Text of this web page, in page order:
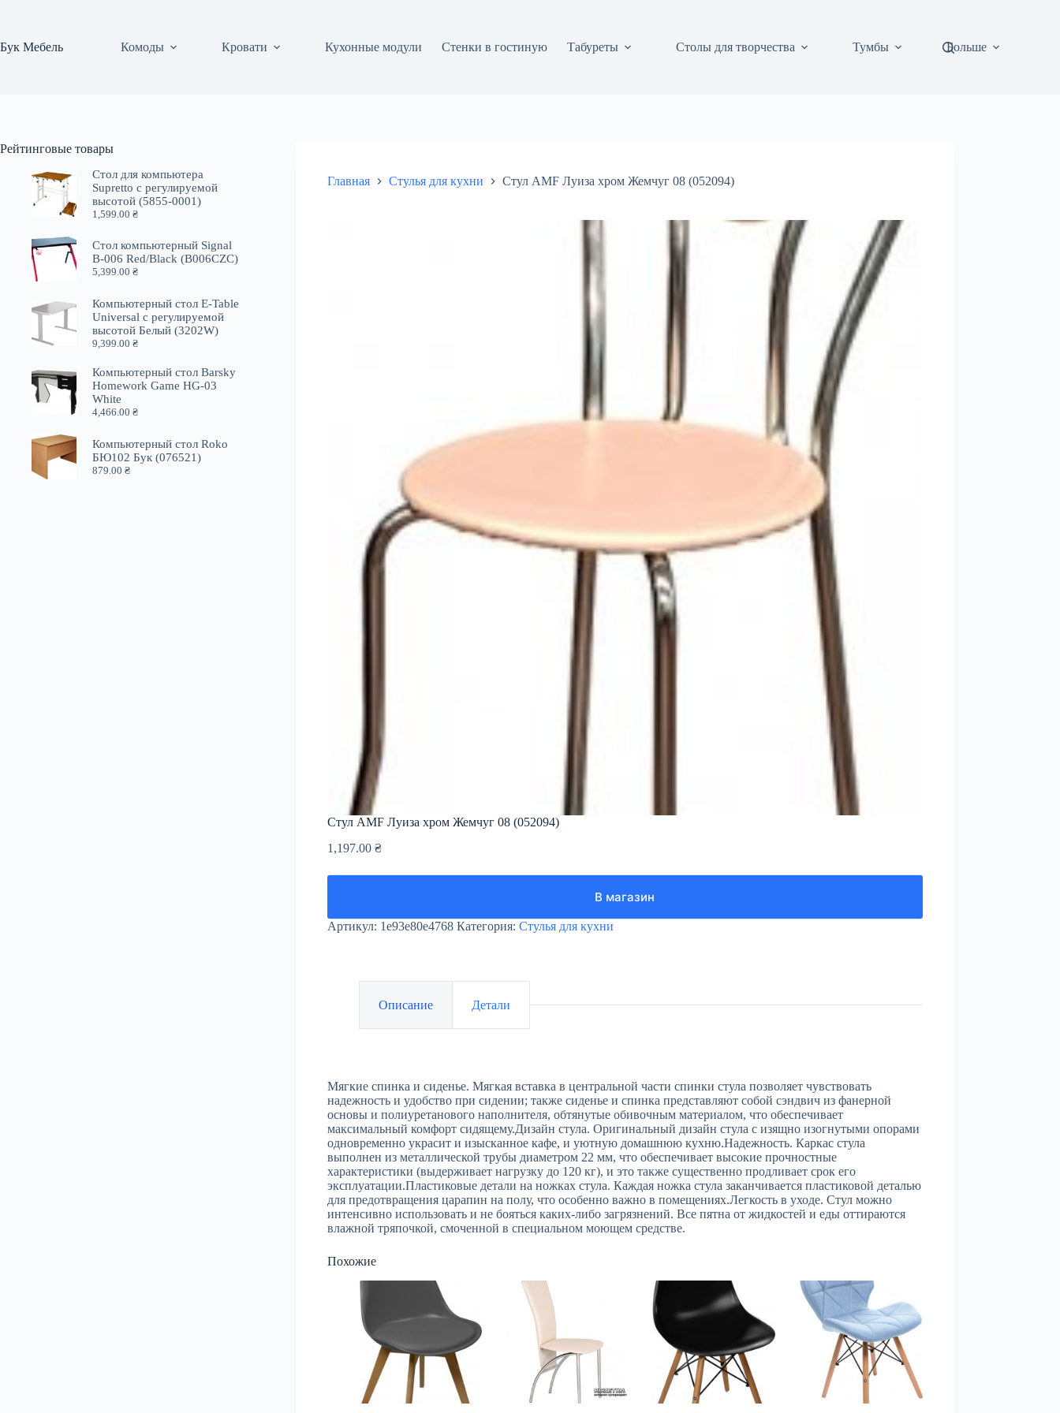
Бук Мебель
Комоды Кровати Кухонные модули Стенки в гостиную Табуреты Столы для творчества Тумбы Больше
Главная Стулья для кухни Стул AMF Луиза хром Жемчуг 08 (052094)
Стул AMF Луиза хром Жемчуг 08 (052094)
1,197.00 ₴
В магазин
Артикул: 1e93e80e4768 Категория: Стулья для кухни
Описание Детали
Мягкие спинка и сиденье. Мягкая вставка в центральной части спинки стула позволяет чувствовать
надежность и удобство при сидении; также сиденье и спинка представляют собой сэндвич из фанерной
основы и полиуретанового наполнителя, обтянутые обивочным материалом, что обеспечивает
максимальный комфорт сидящему.Дизайн стула. Оригинальный дизайн стула с изящно изогнутыми опорами
одновременно украсит и изысканное кафе, и уютную домашнюю кухню.Надежность. Каркас стула
выполнен из металлической трубы диаметром 22 мм, что обеспечивает высокие прочностные
характеристики (выдерживает нагрузку до 120 кг), и это также существенно продливает срок его
эксплуатации.Пластиковые детали на ножках стула. Каждая ножка стула заканчивается пластиковой деталью
для предотвращения царапин на полу, что особенно важно в помещениях.Легкость в уходе. Стул можно
интенсивно использовать и не бояться каких-либо загрязнений. Все пятна от жидкостей и еды оттираются
влажной тряпочкой, смоченной в специальном моющем средстве.
Похожие
Рейтинговые товары
Стол для компьютера
Supretto с регулируемой
высотой (5855-0001)
1,599.00₴
Стол компьютерный Signal
B-006 Red/Black (B006CZC)
5,399.00₴
Компьютерный стол E-Table
Universal с регулируемой
высотой Белый (3202W)
9,399.00₴
Компьютерный стол Barsky
Homework Game HG-03
White
4,466.00₴
Компьютерный стол Roko
БЮ102 Бук (076521)
879.00₴